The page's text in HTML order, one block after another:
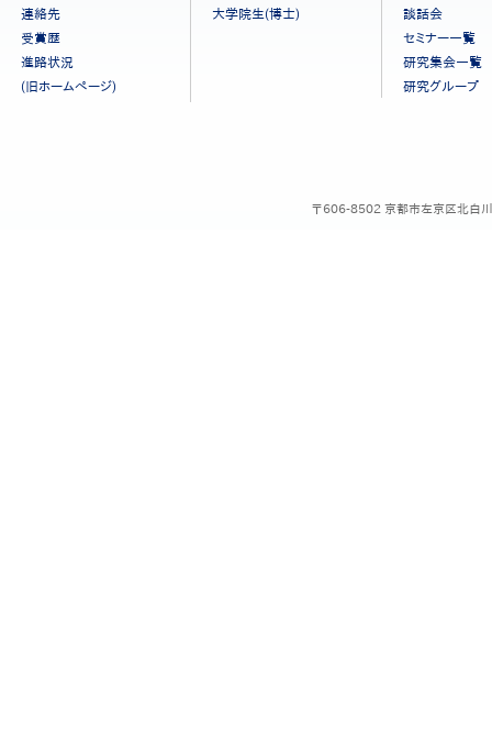
［日
連絡先
受賞歴
進路状況
(旧ホームページ)
大学院生(博士)
談話会
セミナー一覧
研究集会一覧
研究グループ
〒606-8502 京都市左京区北白